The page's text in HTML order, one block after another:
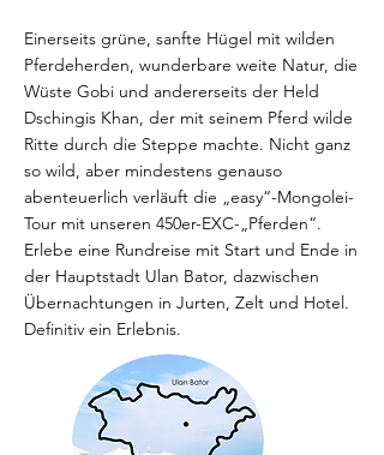
Einerseits grüne, sanfte Hügel mit wilden
Pferdeherden, wunderbare weite Natur, die
Wüste Gobi und andererseits der Held
Dschingis Khan, der mit seinem Pferd wilde
Ritte durch die Steppe machte. Nicht ganz
so wild, aber mindestens genauso
abenteuerlich verläuft die „easy“-Mongolei-
Tour mit unseren 450er-EXC-„Pferden“.
Erlebe eine Rundreise mit Start und Ende in
der Hauptstadt Ulan Bator, dazwischen
Übernachtungen in Jurten, Zelt und Hotel.
Definitiv ein Erlebnis.